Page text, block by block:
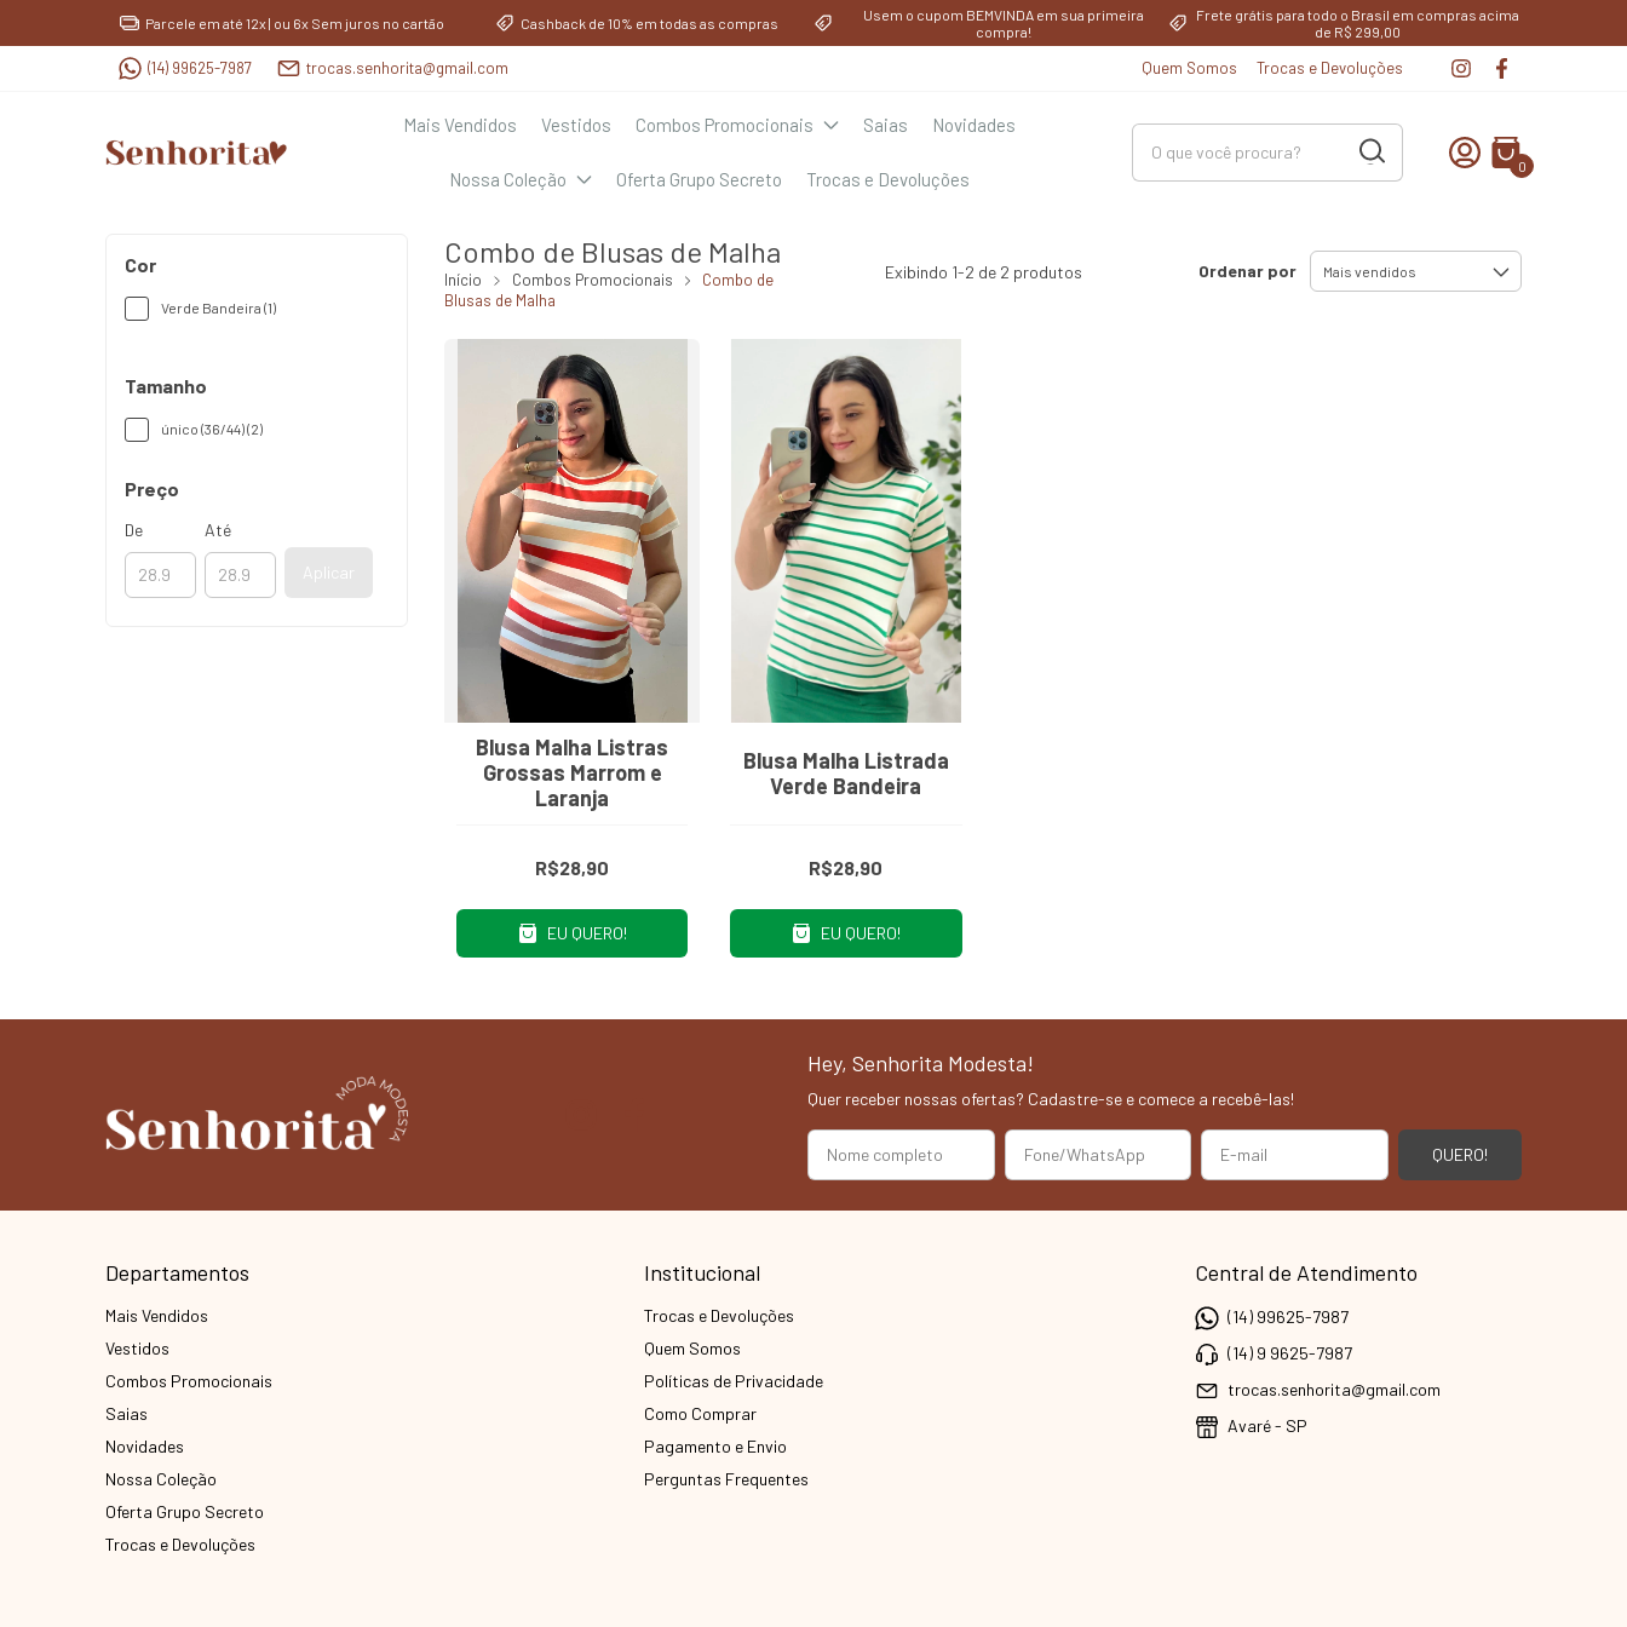
Parcele em até 12x | ou 6x Sem juros no cartão Cashback de 10% em todas as compras
Usem o cupom BEMVINDA em sua primeira
compra!
Frete grátis para todo o Brasil em compras acima
de R$ 299,00
(14) 99625-7987 trocas.senhorita@gmail.com Quem Somos Trocas e Devoluções
Mais Vendidos Vestidos Combos Promocionais Saias Novidades
Nossa Coleção Oferta Grupo Secreto Trocas e Devoluções
0
Cor
Verde Bandeira (1)
Tamanho
único (36/44) (2)
Preço
De Até
Aplicar
Combo de Blusas de Malha
Início Combos Promocionais
Combo de
Blusas de Malha
Exibindo 1-2 de 2 produtos Ordenar por
Blusa Malha Listras
Grossas Marrom e
Laranja
R$28,90
EU QUERO!
Blusa Malha Listrada
Verde Bandeira
R$28,90
EU QUERO!
Hey, Senhorita Modesta!
Quer receber nossas ofertas? Cadastre-se e comece a recebê-las!
Departamentos
Mais Vendidos
Vestidos
Combos Promocionais
Saias
Novidades
Nossa Coleção
Oferta Grupo Secreto
Trocas e Devoluções
Institucional
Trocas e Devoluções
Quem Somos
Políticas de Privacidade
Como Comprar
Pagamento e Envio
Perguntas Frequentes
Central de Atendimento
(14) 99625-7987
(14) 9 9625-7987
trocas.senhorita@gmail.com
Avaré - SP